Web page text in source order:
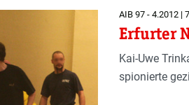
AIB 97 - 4.2012 |
Erfurter
Kai-Uwe
spionierte